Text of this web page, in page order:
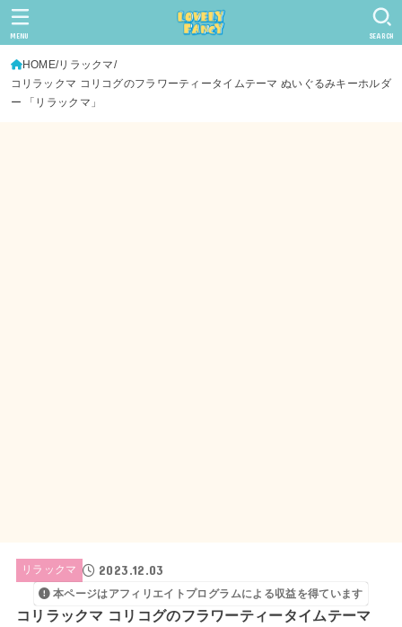
SEARCH
MENU
HOME リラックマ
コリラックマ コリコグのフラワーティータイムテーマ ぬいぐるみキーホルダ
ー 「リラックマ」
リラックマ 2023.12.03
本ページはアフィリエイトプログラムによる収益を得ています
コリラックマ コリコグのフラワーティータイムテーマ